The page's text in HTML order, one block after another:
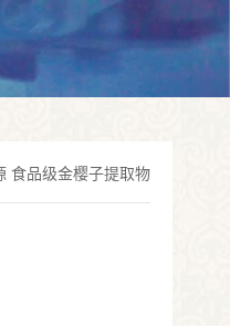
食品级金樱子提取物